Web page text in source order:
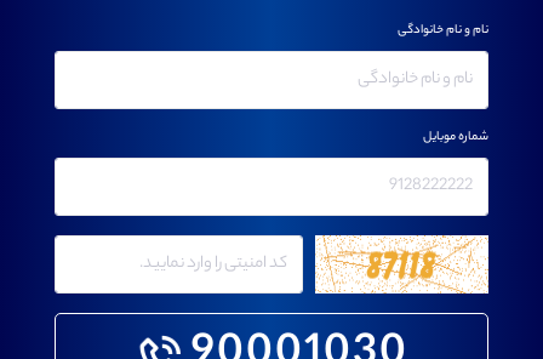
نام و نام خانوادگی
شماره موبایل